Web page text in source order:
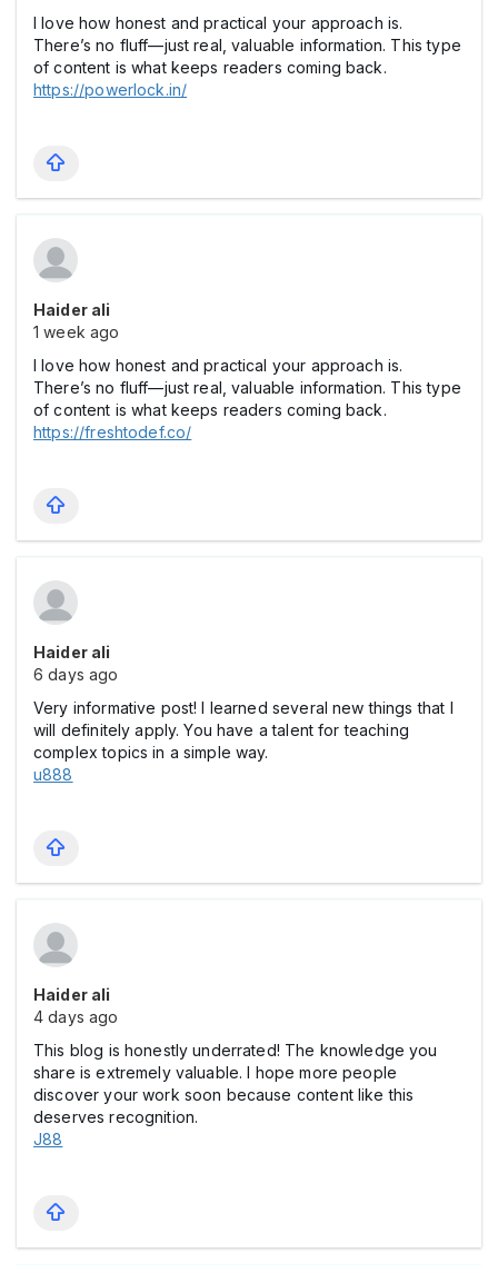
I love how honest and practical your approach is.
There’s no fluff—just real, valuable information. This type
of content is what keeps readers coming back.
https://powerlock.in/
Haider ali
1 week ago
I love how honest and practical your approach is.
There’s no fluff—just real, valuable information. This type
of content is what keeps readers coming back.
https://freshtodef.co/
Haider ali
6 days ago
Very informative post! I learned several new things that I
will definitely apply. You have a talent for teaching
complex topics in a simple way.
u888
Haider ali
4 days ago
This blog is honestly underrated! The knowledge you
share is extremely valuable. I hope more people
discover your work soon because content like this
deserves recognition.
J88